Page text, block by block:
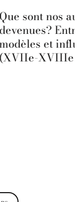
Que sont nos
devenues? Entre
modèles et
(XVIIe-XVIIIe